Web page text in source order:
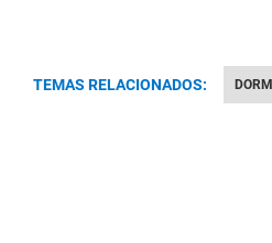
TEMAS RELACIONADOS: